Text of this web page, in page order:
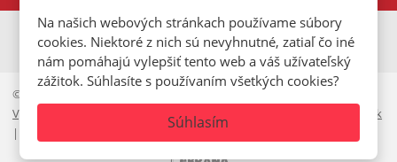
Na našich webových stránkach používame súbory
cookies. Niektoré z nich sú nevyhnutné, zatiaľ čo iné
nám pomáhajú vylepšiť tento web a váš užívateľský
zážitok. Súhlasíte s používaním všetkých cookies?
Súhlasím
© 2026, Mystic.CZ s.r.o.
Vyhlásenie o prístupnosti
Ochrana osobných údajov
Mapa stránok
|
VISA MasterCardMaestro